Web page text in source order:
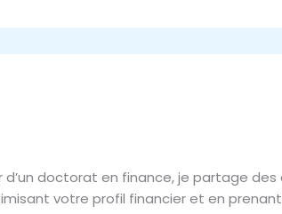
doctorat en finance, je partage
votre profil financier et en